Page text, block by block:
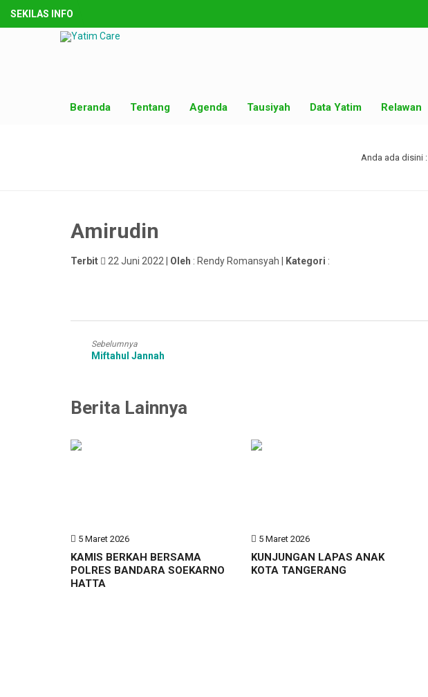
SEKILAS INFO
Beranda Tentang Agenda Tausiyah Data Yatim Relawan
Anda ada disini :
Amirudin
Terbit 22 Juni 2022 | Oleh : Rendy Romansyah | Kategori :
Sebelumnya
Miftahul Jannah
Berita Lainnya
5 Maret 2026
KAMIS BERKAH BERSAMA
POLRES BANDARA SOEKARNO
HATTA
5 Maret 2026
KUNJUNGAN LAPAS ANAK
KOTA TANGERANG